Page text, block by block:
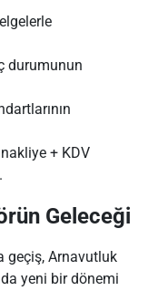
durumunun
+ KDV
Geleceği
geçiş, Arnavutluk
yeni bir dönemi